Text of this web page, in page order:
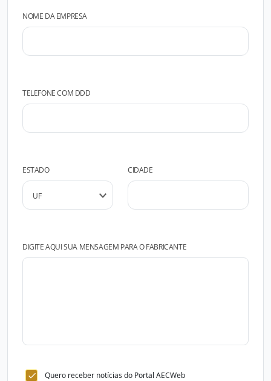
NOME DA EMPRESA
TELEFONE COM DDD
ESTADO CIDADE
DIGITE AQUI SUA MENSAGEM PARA O FABRICANTE
Quero receber notícias do Portal AECWeb